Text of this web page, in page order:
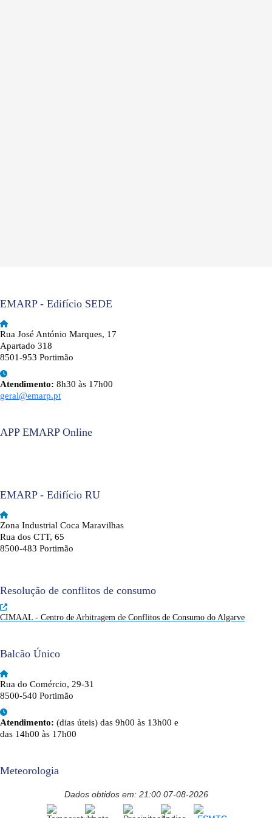
EMARP - Edifício SEDE
Rua José António Marques, 17
Apartado 318
8501-953 Portimão
Atendimento: 8h30 às 17h00
geral@emarp.pt
APP EMARP Online
EMARP - Edifício RU
Zona Industrial Coca Maravilhas
Rua dos CTT, 65
8500-483 Portimão
Resolução de conflitos de consumo
CIMAAL - Centro de Arbitragem de Conflitos de Consumo do Algarve
Balcão Único
Rua do Comércio, 29-31
8500-540 Portimão
Atendimento: (dias úteis) das 9h00 às 13h00 e
das 14h00 às 17h00
Meteorologia
Dados obtidos em: 21:00 07-08-2026